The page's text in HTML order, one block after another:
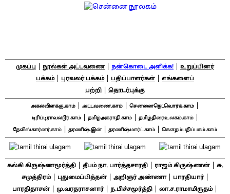
முகப்பு நூல்கள் அட்டவணை| நன்கொடை அளிக்க!
உறுப்பினர்
பக்கம்| புரவலர் பக்கம்| பதிப்பாளர்கள்
எங்களைப்
பற்றி
தொடர்புக்கு
அகல்விளக்கு.காம் அட்டவணை.காம் சென்னைநெட்வொர்க்.காம்
டிரிப்டிராவல்டூர்.காம்| தமிழ்அகராதி.காம்| தமிழ்திரைஉலகம்.காம்|
தேவிஸ்கார்னர்.காம் தரணிஷ்.இன்| தரணிஷ்மார்ட்.காம் கௌதம்பதிப்பகம்.காம்
கல்கி கிருஷ்ணமூர்த்தி| தீபம் நா. பார்த்தசாரதி| ராஜம் கிருஷ்ணன்|
சு.
சமுத்திரம்| புதுமைப்பித்தன்| அறிஞர் அண்ணா| பாரதியார்|
பாரதிதாசன் மு.வரதராசனார்| ந.பிச்சமூர்த்தி லா.ச.ராமாமிருதம்|